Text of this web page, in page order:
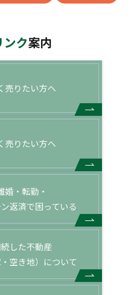
ンク案内
売りたい方へ
売りたい方へ
婚・転勤・
返済で困っている
した不動産
・空き地）について